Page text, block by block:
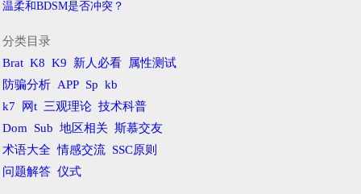
温柔和BDSM是否冲突？
分类目录
Brat K8 K9 新人必看
属性测试
防骗分析 APP Sp kb
k7
网t 三观理论 技术科普
Dom
Sub 地区相关 斯慕交友
术语大全 情感交流 SSC原则
问题解答 仪式